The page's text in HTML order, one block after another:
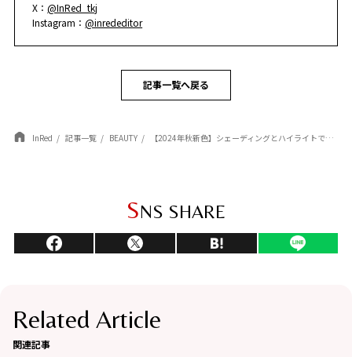
X：@InRed_tkj
Instagram：@inrededitor
記事一覧へ戻る
InRed 記事一覧 BEAUTY 【2024年秋新色】シェーディングとハイライトであか抜け♡／美容担当の推しコスメ
SNS SHARE
Related Article
関連記事